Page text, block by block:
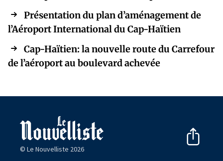
Présentation du plan d’aménagement de
l’Aéroport International du Cap-Haïtien
Cap-Haïtien: la nouvelle route du Carrefour
de l’aéroport au boulevard achevée
© Le Nouvelliste 2026